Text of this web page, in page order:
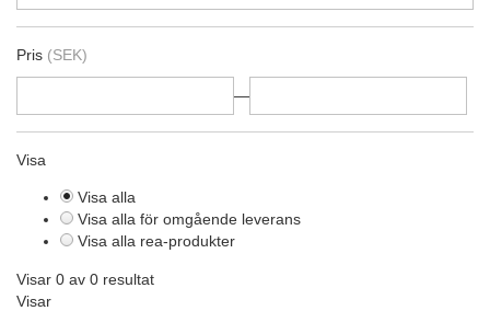
Pris (SEK)
—
Visa
Visa alla
Visa alla för omgående leverans
Visa alla rea-produkter
Visar 0 av 0 resultat
Visar